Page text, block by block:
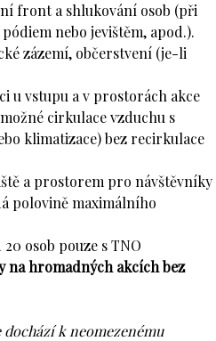
front a shlukování osob (při
nebo jevištěm, apod.).
zázemí, občerstvení (je-li
u vstupu a v prostorách akce
cirkulace vzduchu s
klimatizace) bez recirkulace
a prostorem pro návštěvníky
polovině maximálního
20 osob pouze s TNO
na hromadných akcích bez
k neomezenému